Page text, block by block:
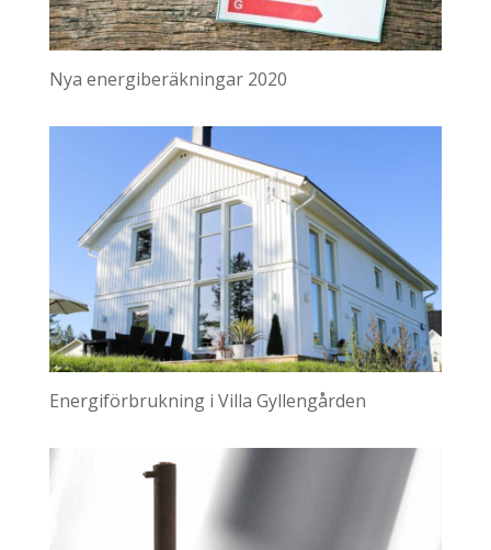
Nya energiberäkningar 2020
Energiförbrukning i Villa Gyllengården